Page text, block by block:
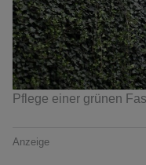
Pflege einer grünen
Anzeige